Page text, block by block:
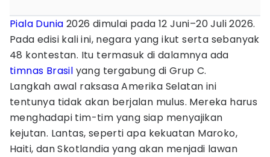
Piala Dunia 2026 dimulai pada 12 Juni–20 Juli 2026.
Pada edisi kali ini, negara yang ikut serta sebanyak
48 kontestan. Itu termasuk di dalamnya ada
timnas Brasil yang tergabung di Grup C.
Langkah awal raksasa Amerika Selatan ini
tentunya tidak akan berjalan mulus. Mereka harus
menghadapi tim-tim yang siap menyajikan
kejutan. Lantas, seperti apa kekuatan Maroko,
Haiti, dan Skotlandia yang akan menjadi lawan